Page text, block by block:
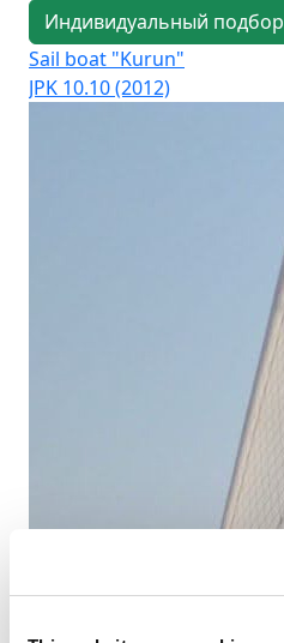
Индивидуальный подбор
Sail boat "Kurun"
JPK 10.10 (2012)